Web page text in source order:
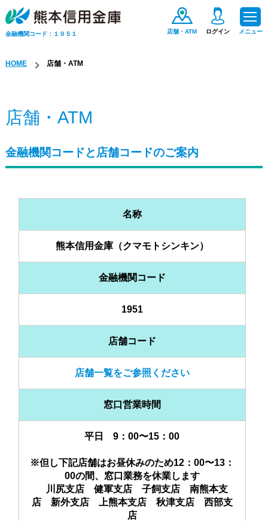
金融機関コード：１９５１ 店舗・ATM ログイン メニュー
手数料一覧
保険商品
ログイン
くましんQ&A
HOME 店舗・ATM
店舗・ATM
金融機関コードと店舗コードのご案内
名称
熊本信用金庫（クマモトシンキン）
金融機関コード
1951
店舗コード
店舗一覧をご参照ください
窓口営業時間
平日 9：00〜15：00
※但し下記店舗はお昼休みのため12：00〜13：
00の間、窓口業務を休業します
川尻支店 健軍支店 子飼支店 南熊本支
店 新外支店 上熊本支店 秋津支店 西部支
店